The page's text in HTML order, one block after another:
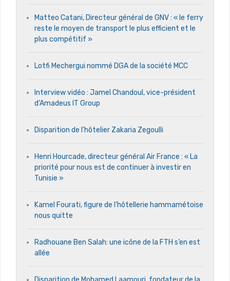
Matteo Catani, Directeur général de GNV : « le ferry
reste le moyen de transport le plus efficient et le
plus compétitif »
Lotfi Mechergui nommé DGA de la société MCC
Interview vidéo : Jamel Chandoul, vice-président
d’Amadeus IT Group
Disparition de l’hôtelier Zakaria Zegoulli
Henri Hourcade, directeur général Air France : « La
priorité pour nous est de continuer à investir en
Tunisie »
Kamel Fourati, figure de l’hôtellerie hammamétoise
nous quitte
Radhouane Ben Salah: une icône de la FTH s’en est
allée